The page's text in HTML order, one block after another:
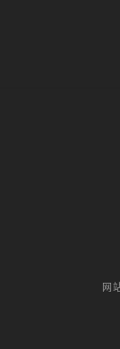
网